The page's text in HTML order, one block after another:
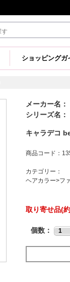
ショッピングガ
メーカー名
シリーズ名
キャラデコ
商品コード：
カテゴリー：
ヘアカラー>フ
取り寄せ品(
個数：